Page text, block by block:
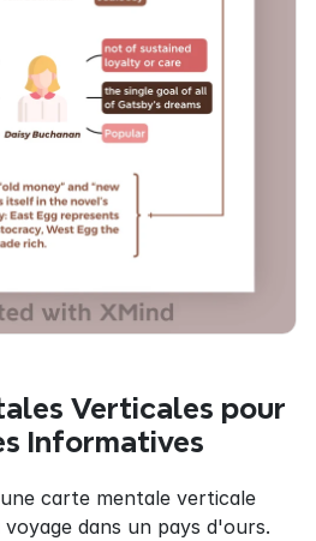
Verticales pour
Informatives
carte mentale verticale
dans un pays d'ours.